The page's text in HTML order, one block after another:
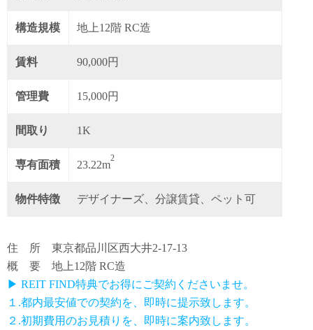
構造規模 地上12階 RC造
賃料 90,000円
管理費 15,000円
間取り 1K
専有面積 23.22m
2
物件特徴 デザイナーズ、分譲賃貸、ペット可
住 所 東京都品川区西大井2-17-13
概 要 地上12階 RC造
▶ REIT FIND特典でお得にご契約くださいませ。
１.都内最安値での契約を、即時に提示致します。
２.初期費用のお見積りを、即時に案内致します。